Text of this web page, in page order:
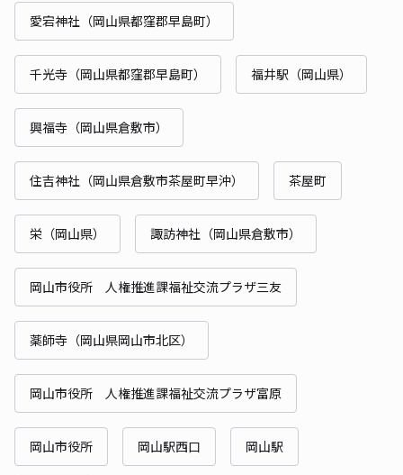
愛宕神社（岡山県都窪郡早島町）
千光寺（岡山県都窪郡早島町） 福井駅（岡山県）
興福寺（岡山県倉敷市）
住吉神社（岡山県倉敷市茶屋町早沖） 茶屋町
栄（岡山県） 諏訪神社（岡山県倉敷市）
岡山市役所 人権推進課福祉交流プラザ三友
薬師寺（岡山県岡山市北区）
岡山市役所 人権推進課福祉交流プラザ富原
岡山市役所 岡山駅西口 岡山駅